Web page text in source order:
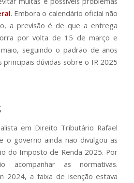
. Embora o calendário oficial não
a previsão é de que a entrega
por volta de 15 de março e
seguindo o padrão de anos
principais dúvidas sobre o IR 2025
em Direito Tributário Rafael
o governo ainda não divulgou as
do Imposto de Renda 2025. Por
acompanhar as normativas.
2024, a faixa de isenção estava